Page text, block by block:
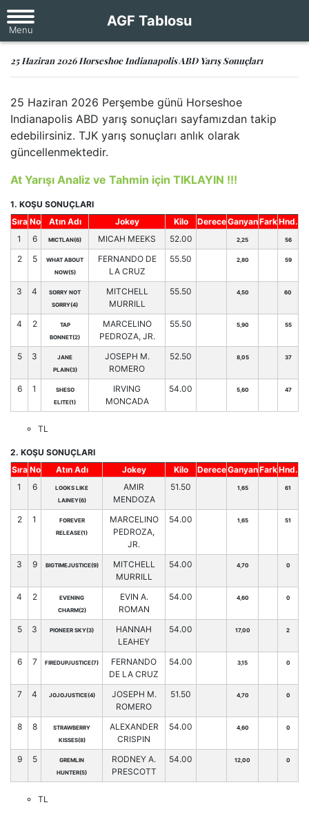
AGF Tablosu
25 Haziran 2026 Horseshoe Indianapolis ABD Yarış Sonuçları
25 Haziran 2026 Perşembe günü Horseshoe
Indianapolis ABD yarış sonuçları sayfamızdan takip
edebilirsiniz. TJK yarış sonuçları anlık olarak
güncellenmektedir.
At Yarışı Analiz ve Tahmin için TIKLAYIN !!!
1. KOŞU SONUÇLARI
Sıra No Atın Adı Jokey Kilo DereceGanyanFarkHnd.
1
6 MICTLAN(6) MICAH MEEKS 52.00 2,25 56
2 5
WHAT ABOUT
NOW(5)
FERNANDO DE
LA CRUZ
55.50 2,80 59
3 4
SORRY NOT
SORRY(4)
MITCHELL
MURRILL
55.50 4,50 60
4 2
TAP
BONNET(2)
MARCELINO
PEDROZA, JR.
55.50 5,90 55
5 3
JANE
PLAIN(3)
JOSEPH M.
ROMERO
52.50 8,05 37
6 1
SHESO
ELITE(1)
IRVING
MONCADA
54.00 5,60 47
TL
2. KOŞU SONUÇLARI
Sıra No Atın Adı Jokey Kilo DereceGanyanFarkHnd.
1
6
LOOKS LIKE
LAINEY(6)
AMIR
MENDOZA
51.50 1,65 61
2 1
FOREVER
RELEASE(1)
MARCELINO
PEDROZA,
JR.
54.00 1,65 51
3 9 BIGTIMEJUSTICE(9)
MITCHELL
MURRILL
54.00 4,70 0
4 2
EVENING
CHARM(2)
EVIN A.
ROMAN
54.00 4,60 0
5 3 PIONEER SKY(3)
HANNAH
LEAHEY
54.00 17,00 2
6 7 FIREDUPJUSTICE(7)
FERNANDO
DE LA CRUZ
54.00 3,15 0
7 4 JOJOJUSTICE(4)
JOSEPH M.
ROMERO
51.50 4,70 0
8 8
STRAWBERRY
KISSES(8)
ALEXANDER
CRISPIN
54.00 4,60 0
9 5
GREMLIN
HUNTER(5)
RODNEY A.
PRESCOTT
54.00 12,00 0
TL